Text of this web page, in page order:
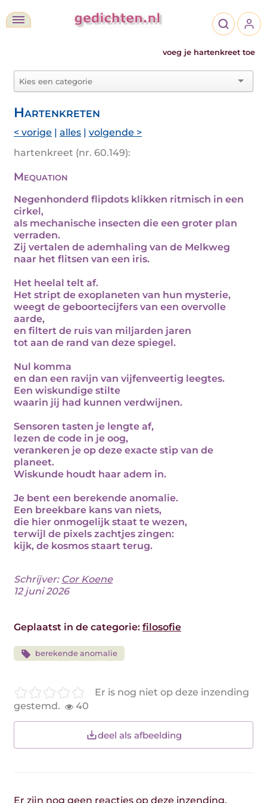
voeg je hartenkreet toe
Hartenkreten
< vorige | alles | volgende >
hartenkreet (nr. 60.149):
Mequation
Negenhonderd flipdots klikken ritmisch in een
cirkel,
als mechanische insecten die een groter plan
verraden.
Zij vertalen de ademhaling van de Melkweg
naar het flitsen van een iris.
Het heelal telt af.
Het stript de exoplaneten van hun mysterie,
weegt de geboortecijfers van een overvolle
aarde,
en filtert de ruis van miljarden jaren
tot aan de rand van deze spiegel.
Nul komma
en dan een ravijn van vijfenveertig leegtes.
Een wiskundige stilte
waarin jij had kunnen verdwijnen.
Sensoren tasten je lengte af,
lezen de code in je oog,
verankeren je op deze exacte stip van de
planeet.
Wiskunde houdt haar adem in.
Je bent een berekende anomalie.
Een breekbare kans van niets,
die hier onmogelijk staat te wezen,
terwijl de pixels zachtjes zingen:
kijk, de kosmos staart terug.
Schrijver: Cor Koene
12 juni 2026
Geplaatst in de categorie: filosofie
berekende anomalie
Er is nog niet op deze inzending
gestemd.
40
deel als afbeelding
Er zijn nog geen reacties op deze inzending.